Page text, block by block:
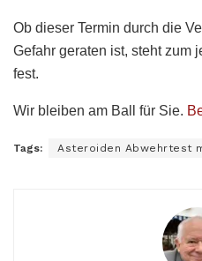
Ob dieser Termin durch die
Gefahr geraten ist, steht zum
fest.
Wir bleiben am Ball für Sie.
Tags: Asteroiden Abwehrtest